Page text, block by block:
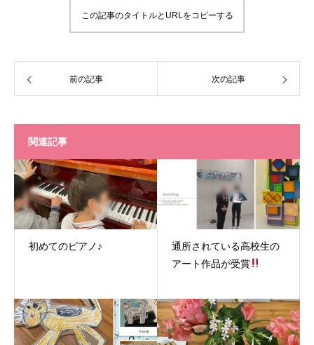
この記事のタイトルとURLをコピーする
前の記事 次の記事
関連記事
初めてのピアノ♪
通所されている高校生の
アート作品が受賞